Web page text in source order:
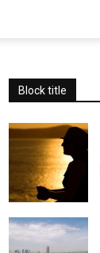
Block title